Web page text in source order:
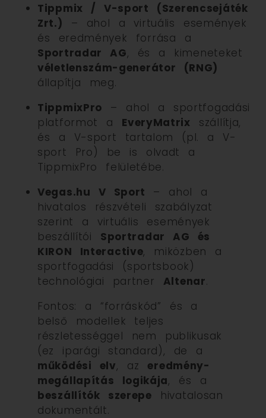
Tippmix / V-sport (Szerencsejáték
Zrt.) – ahol a virtuális események
és eredmények forrása a
Sportradar AG, és a kimeneteket
véletlenszám-generátor (RNG)
állapítja meg.
TippmixPro – ahol a sportfogadási
platformot a EveryMatrix szállítja,
és a V-sport tartalom (pl. a V-
sport Pro) be is olvadt a
TippmixPro felületébe.
Vegas.hu V Sport – ahol a
hivatalos részvételi szabályzat
szerint a virtuális események
beszállítói Sportradar AG és
KIRON Interactive, miközben a
sportfogadási (sportsbook)
technológiai partner Altenar.
Fontos: a “forráskód” és a
belső modellek teljes
részletességgel nem publikusak
(ez iparági standard), de a
működési elv, az eredmény-
megállapítás logikája, és a
beszállítók szerepe hivatalosan
dokumentált.